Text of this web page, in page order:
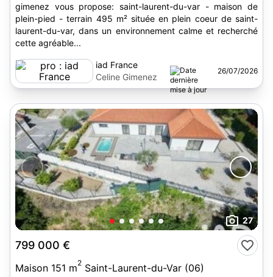
gimenez vous propose: saint-laurent-du-var - maison de
plein-pied - terrain 495 m² située en plein coeur de saint-
laurent-du-var, dans un environnement calme et recherché
cette agréable...
iad France
Celine Gimenez
26/07/2026
27
799 000 €
Maison 151 m2 Saint-Laurent-du-Var (06)